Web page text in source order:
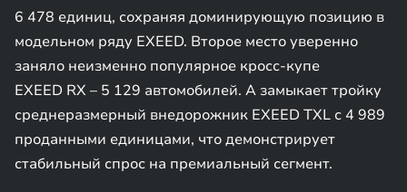
6 478 единиц, сохраняя доминирующую позицию в
модельном ряду EXEED. Второе место уверенно
заняло неизменно популярное кросс-купе
EXEED RX – 5 129 автомобилей. А замыкает тройку
среднеразмерный внедорожник EXEED TXL с 4 989
проданными единицами, что демонстрирует
стабильный спрос на премиальный сегмент.